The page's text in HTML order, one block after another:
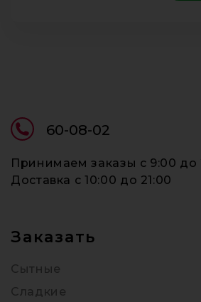
60-08-02
Принимаем заказы c 9:00 до
Доставка c 10:00 до 21:00
Заказать
Сытные
Сладкие